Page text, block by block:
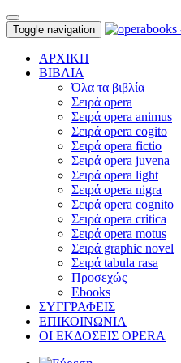
Toggle navigation
ΑΡΧΙΚΗ
ΒΙΒΛΙΑ
Όλα τα βιβλία
Σειρά opera
Σειρά opera animus
Σειρά opera cogito
Σειρά opera fictio
Σειρά opera juvena
Σειρά opera light
Σειρά opera nigra
Σειρά opera cognito
Σειρά opera critica
Σειρά opera motus
Σειρά graphic novel
Σειρά tabula rasa
Προσεχώς
Ebooks
ΣΥΓΓΡΑΦΕΙΣ
ΕΠΙΚΟΙΝΩΝΙΑ
ΟΙ ΕΚΔΟΣΕΙΣ OPERA